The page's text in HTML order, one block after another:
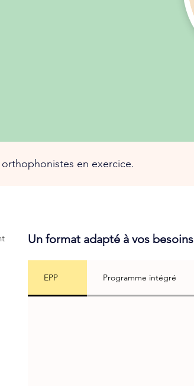
orthophonistes en exercice.
Un format adapté à vos besoins
EPP Programme intégré